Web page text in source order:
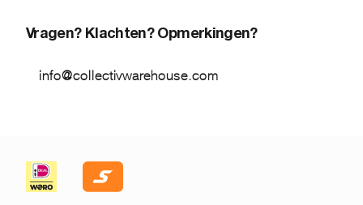
Vragen? Klachten? Opmerkingen?
info@collectivwarehouse.com